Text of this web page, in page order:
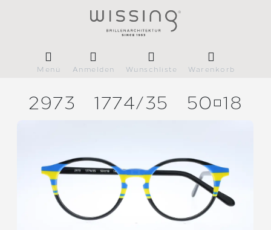
Menü Anmelden Wunschliste Warenkorb
2973 1774/35 5018